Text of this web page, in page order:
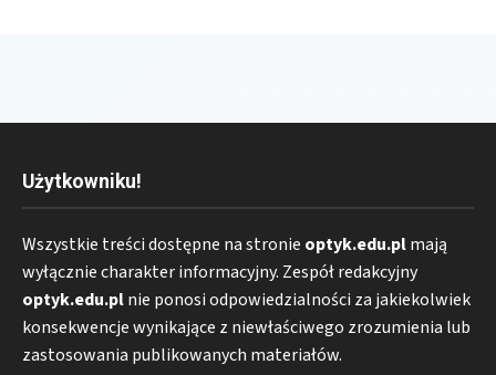
Użytkowniku!
Wszystkie treści dostępne na stronie optyk.edu.plmają
wyłącznie charakter informacyjny. Zespół redakcyjny
optyk.edu.plnie ponosi odpowiedzialności za jakiekolwiek
konsekwencje wynikające z niewłaściwego zrozumienia lub
zastosowania publikowanych materiałów.